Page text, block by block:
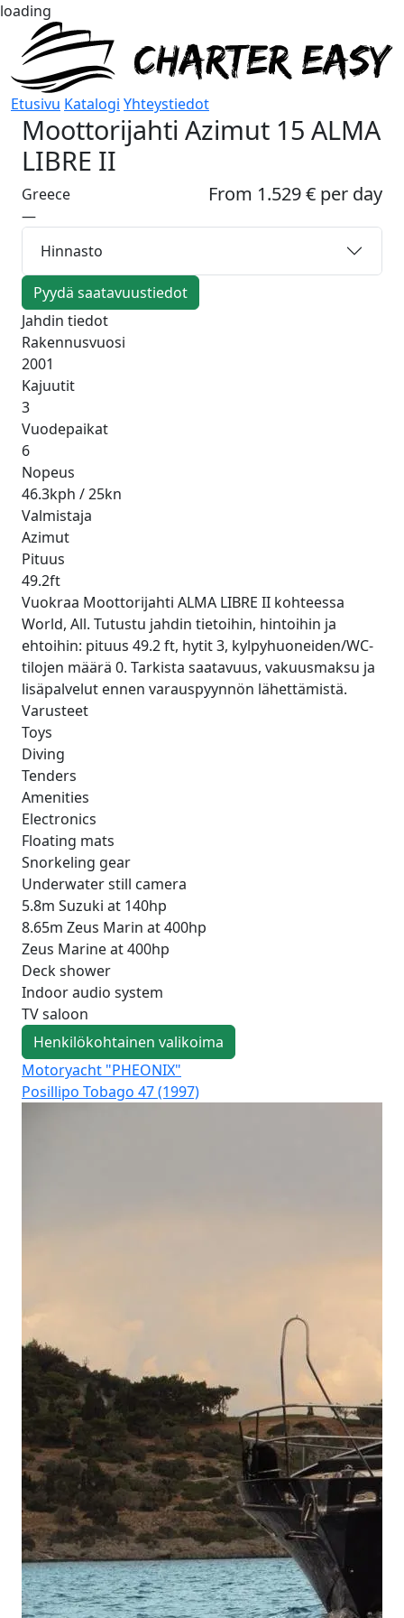
loading
Etusivu Katalogi Yhteystiedot
Moottorijahti Azimut 15 ALMA
LIBRE II
From 1.529 € per day
Greece
—
Hinnasto
Pyydä saatavuustiedot
Jahdin tiedot
Rakennusvuosi
2001
Kajuutit
3
Vuodepaikat
6
Nopeus
46.3kph / 25kn
Valmistaja
Azimut
Pituus
49.2ft
Vuokraa Moottorijahti ALMA LIBRE II kohteessa
World, All. Tutustu jahdin tietoihin, hintoihin ja
ehtoihin: pituus 49.2 ft, hytit 3, kylpyhuoneiden/WC-
tilojen määrä 0. Tarkista saatavuus, vakuusmaksu ja
lisäpalvelut ennen varauspyynnön lähettämistä.
Varusteet
Toys
Diving
Tenders
Amenities
Electronics
Floating mats
Snorkeling gear
Underwater still camera
5.8m Suzuki at 140hp
8.65m Zeus Marin at 400hp
Zeus Marine at 400hp
Deck shower
Indoor audio system
TV saloon
Henkilökohtainen valikoima
Motoryacht "PHEONIX"
Posillipo Tobago 47 (1997)